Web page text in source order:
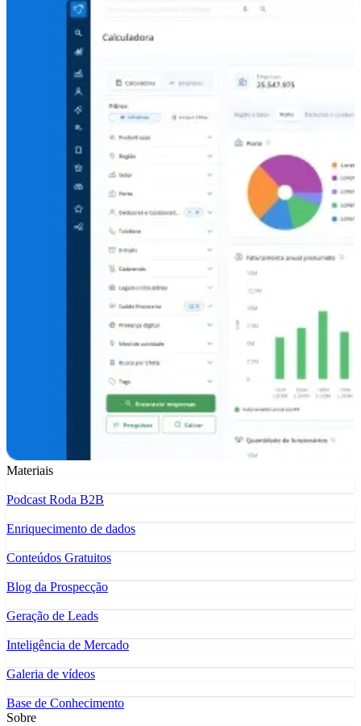
Materiais
Podcast Roda B2B
Enriquecimento de dados
Conteúdos Gratuitos
Blog da Prospecção
Geração de Leads
Inteligência de Mercado
Galeria de vídeos
Base de Conhecimento
Sobre